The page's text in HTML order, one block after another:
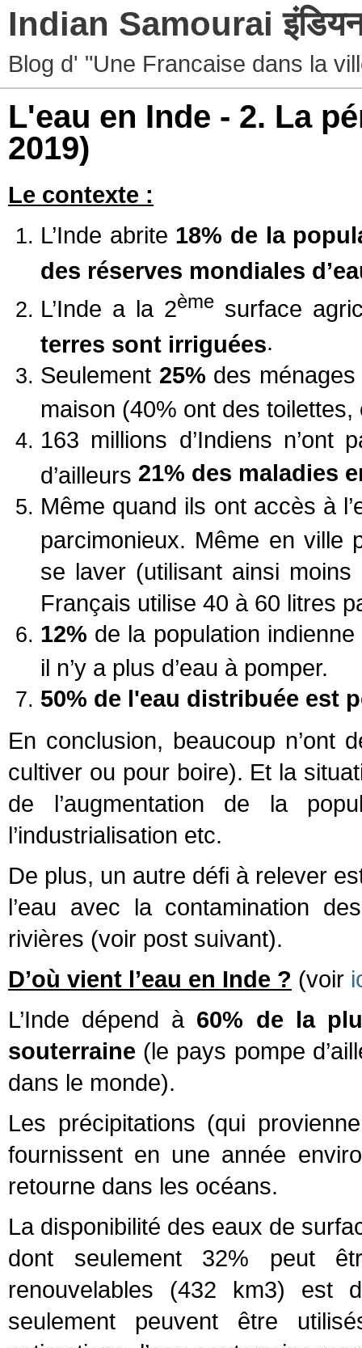
Indian Samourai इंडियन
Blog d' "Une Francaise dans la
L'eau en Inde - 2. La
2019)
Le contexte :
L’Inde abrite 18% de la
des réserves mondiales
L’Inde a la 2ème surface
terres sont irriguées.
Seulement 25% des
maison (40% ont des toilettes,
163 millions d’Indiens
d’ailleurs 21% des maladies
Même quand ils ont accès à
parcimonieux. Même en ville
se laver (utilisant ainsi
Français utilise 40 à 60 litres
12% de la population
il n’y a plus d’eau à pomper.
50% de l'eau distribuée est
En conclusion, beaucoup n’ont
cultiver ou pour boire). Et la
de l’augmentation de la
l’industrialisation etc.
De plus, un autre défi à relever
l’eau avec la contamination
rivières (voir post suivant).
D’où vient l’eau en Inde ? (voir
L’Inde dépend à 60% de la
souterraine (le pays pompe
dans le monde).
Les précipitations (qui
fournissent en une année
retourne dans les océans.
La disponibilité des eaux de
dont seulement 32% peut
renouvelables (432 km3)
seulement peuvent être